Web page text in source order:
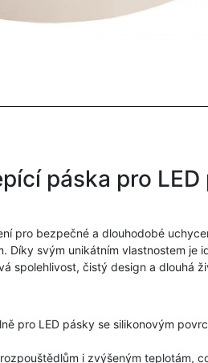
páska pro LED
pro bezpečné a dlouhodobé
Díky svým unikátním vlastnostem je
spolehlivost, čistý design a dlouhá
pro LED pásky se silikonovým
i zvýšeným teplotám,